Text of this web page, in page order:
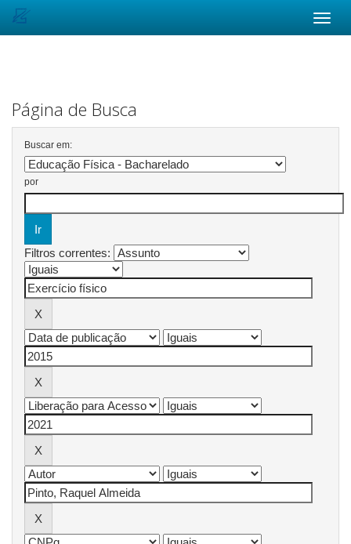
Página de Busca
Buscar em:
por
Filtros correntes: